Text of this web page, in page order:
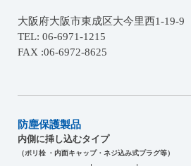
大阪府大阪市東成区大今里西1-19-9
TEL: 06-6971-1215
FAX :06-6972-8625
防塵保護製品
内側に挿し込むタイプ
（ポリ栓 ・内面キャップ・ネジ込み式プラグ等）